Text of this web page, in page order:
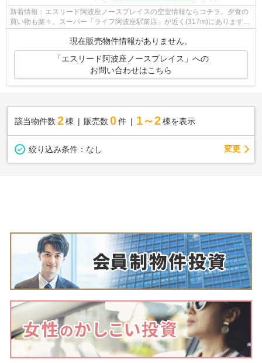
新着情報：エスリード阿波座ノースプレイスの空室情報ならコチラ。夕食の
買い物も楽々。スーパー「ライフ阿波座駅前店」が近く(317m)にあります。
現在販売物件情報がありません。
「エスリード阿波座ノースプレイス」への
お問い合わせはこちら
該当物件数 2棟 販売数 0 件 1～2 棟を表示
絞り込み条件： なし 変更